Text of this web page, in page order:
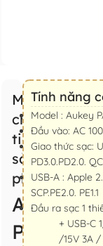
Mô tả
chi
tiết
sản
phẩm
Aukey
PA-
Tính năng
Model : Aukey
Đầu vào: AC
Giao thức sạc:
PD3.0.PD2.0.
USB-A : Apple
SCP.PE2.0. PE1.1
Đầu ra sạc 1
+ USB-C
/15V 3A /